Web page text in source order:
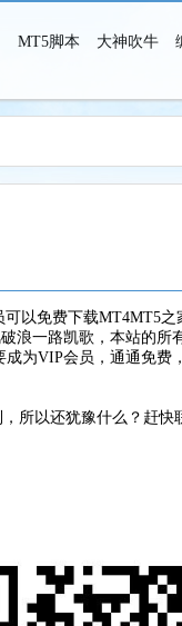
MT5脚本 大神吹牛
以免费下载MT4MT5
浪一路凯歌，本站的所
为VIP会员，通通免费
所以还犹豫什么？赶快